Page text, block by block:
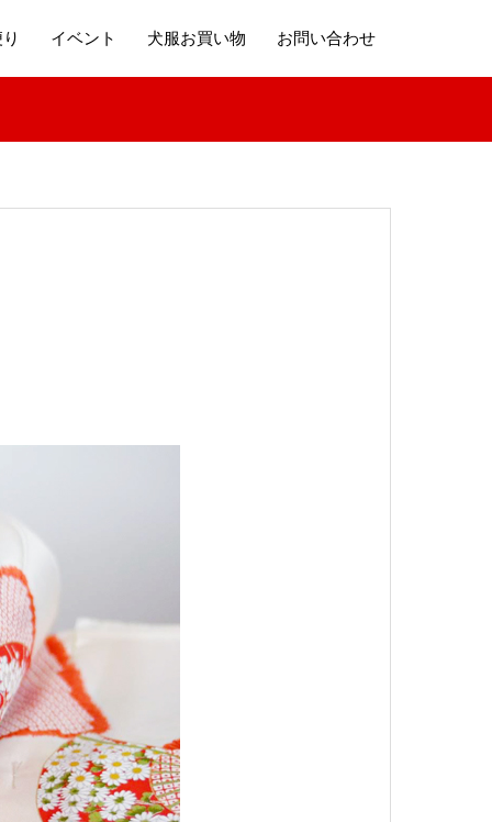
イベント 犬服お買い物 お問い合わせ